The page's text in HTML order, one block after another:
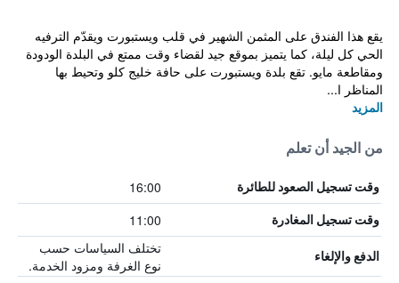
يقع هذا الفندق على المثمن الشهير في قلب ويستبورت ويقدّم الترفيه
الحي كل ليلة، كما يتميز بموقع جيد لقضاء وقت ممتع في البلدة الودودة
ومقاطعة مايو. تقع بلدة ويستبورت على حافة خليج كلو وتحيط بها
المناظر ا...
المزيد
من الجيد أن تعلم
وقت تسجيل الصعود للطائرة 16:00
وقت تسجيل المغادرة 11:00
الدفع والإلغاء
تختلف السياسات حسب
نوع الغرفة ومزود الخدمة.